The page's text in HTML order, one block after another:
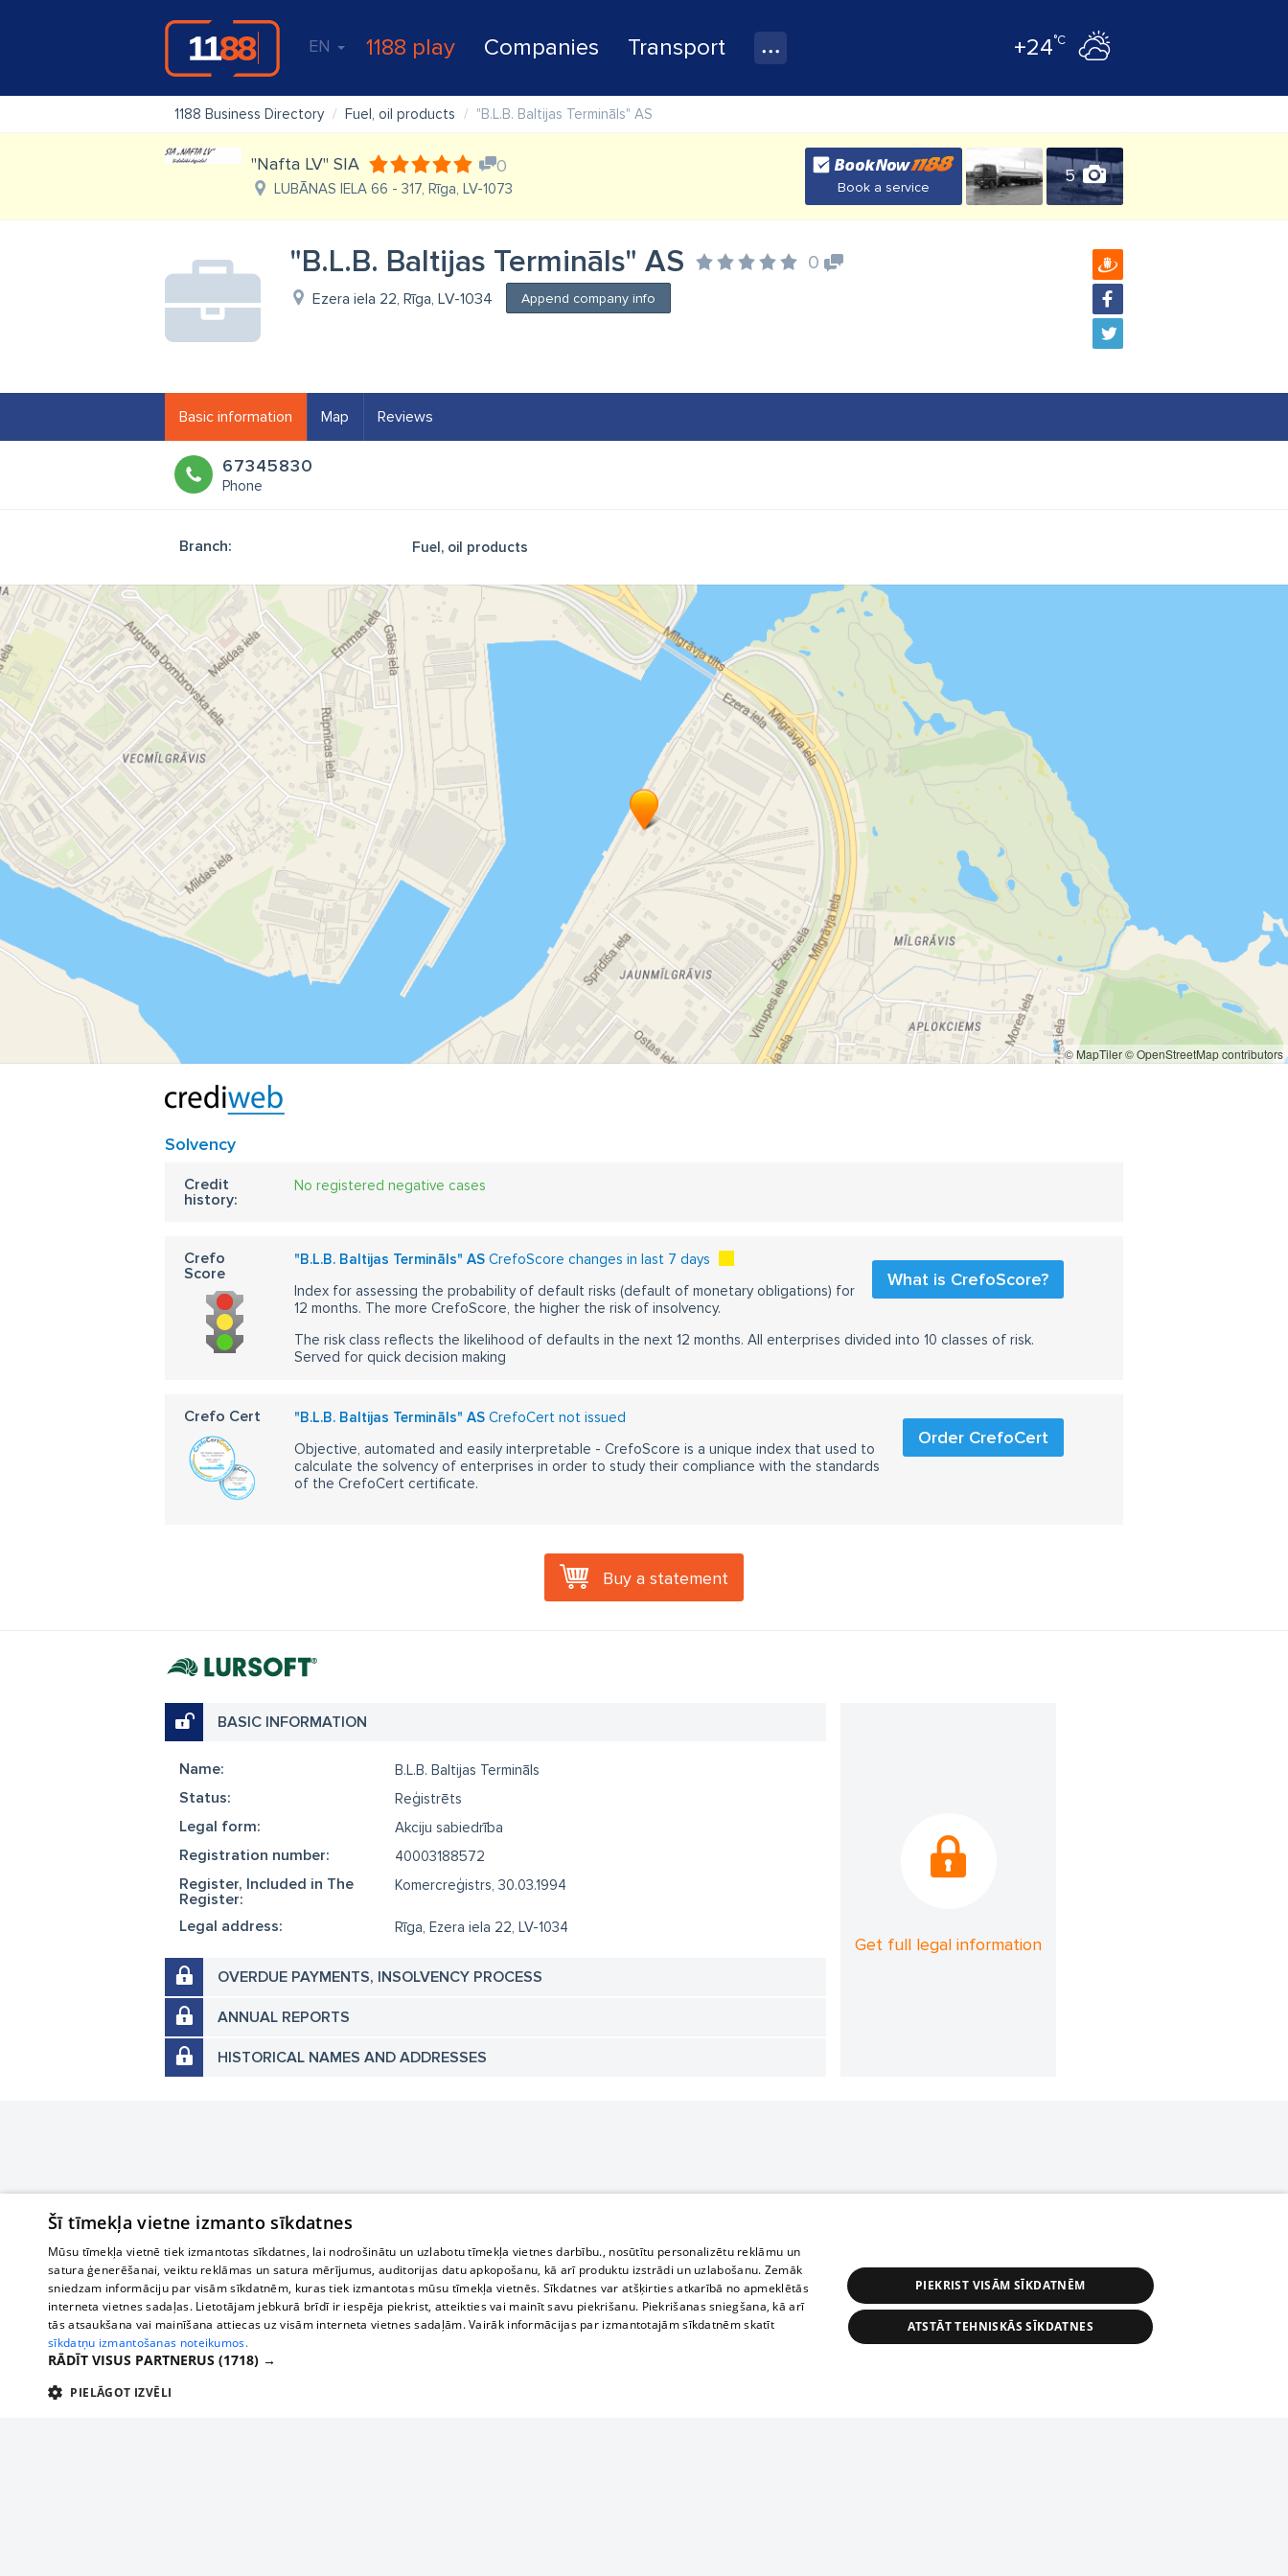
EN 1188 play Companies Transport +24°C
1188 Business Directory Fuel, oil products "B.L.B. Baltijas Termināls" AS
"Nafta LV" SIA 0
LUBĀNAS IELA 66 - 317, Rīga, LV-1073 Book a service
5
"B.L.B. Baltijas Termināls" AS 0
Ezera iela 22, Rīga, LV-1034 Append company info
Basic information Map Reviews
67345830
Phone
Branch: Fuel, oil products
© MapTiler© OpenStreetMap contributors
Solvency
Credit
history:
No registered negative cases
Crefo
Score
"B.L.B. Baltijas Termināls" AS CrefoScore changes in last 7 days
What is CrefoScore?
Index for assessing the probability of default risks (default of monetary obligations) for
12 months. The more CrefoScore, the higher the risk of insolvency.
The risk class reflects the likelihood of defaults in the next 12 months. All enterprises divided into 10 classes of risk.
Served for quick decision making
Crefo Cert "B.L.B. Baltijas Termināls" AS CrefoCert not issued
Order CrefoCert
Objective, automated and easily interpretable - CrefoScore is a unique index that used to
calculate the solvency of enterprises in order to study their compliance with the standards
of the CrefoCert certificate.
Buy a statement
BASIC INFORMATION
Name: B.L.B. Baltijas Termināls
Status: Reģistrēts
Legal form: Akciju sabiedrība
Registration number: 40003188572
Register, Included in The
Register:
Komercreģistrs, 30.03.1994
Legal address: Rīga, Ezera iela 22, LV-1034
OVERDUE PAYMENTS, INSOLVENCY PROCESS
ANNUAL REPORTS
HISTORICAL NAMES AND ADDRESSES
Get full legal information
Šī tīmekļa vietne izmanto sīkdatnes
Mūsu tīmekļa vietnē tiek izmantotas sīkdatnes, lai nodrošinātu un uzlabotu tīmekļa vietnes darbību., nosūtītu personalizētu reklāmu un
satura ģenerēšanai, veiktu reklāmas un satura mērījumus, auditorijas datu apkopošanu, kā arī produktu izstrādi un uzlabošanu. Zemāk
sniedzam informāciju par visām sīkdatnēm, kuras tiek izmantotas mūsu tīmekļa vietnēs. Sīkdatnes var atšķirties atkarībā no apmeklētās
interneta vietnes sadaļas. Lietotājam jebkurā brīdī ir iespēja piekrist, atteikties vai mainīt savu piekrišanu. Piekrišanas sniegšana, kā arī
tās atsaukšana vai mainīšana attiecas uz visām interneta vietnes sadaļām. Vairāk informācijas par izmantotajām sīkdatnēm skatīt
sīkdatņu izmantošanas noteikumos.
RĀDĪT VISUS PARTNERUS (1718) →
PIELĀGOT IZVĒLI
PIEKRIST VISĀM SĪKDATNĒM
ATSTĀT TEHNISKĀS SĪKDATNES